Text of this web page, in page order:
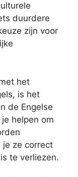
duurdere
zijn voor
het
is het
de Engelse
helpen om
je ze correct
te verliezen.